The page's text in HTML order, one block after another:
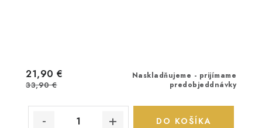
Naskladňujeme - prijímame
predobjeddnávky
21,90 €
33,90 €
DO KOŠÍKA